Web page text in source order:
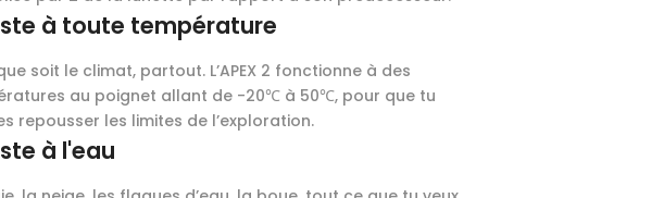
à toute température
soit le climat, partout. L’APEX 2 fonctionne à des
au poignet allant de -20℃ à 50℃, pour que tu
repousser les limites de l’exploration.
à l'eau